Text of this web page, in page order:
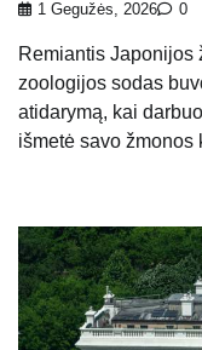
1 Gegužės, 2026 0
Remiantis
zoologijos sodas
atidarymą, kai
išmetė savo